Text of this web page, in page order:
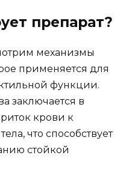
препарат?
механизмы
применяется для
функции.
заключается в
крови к
что способствует
стойкой